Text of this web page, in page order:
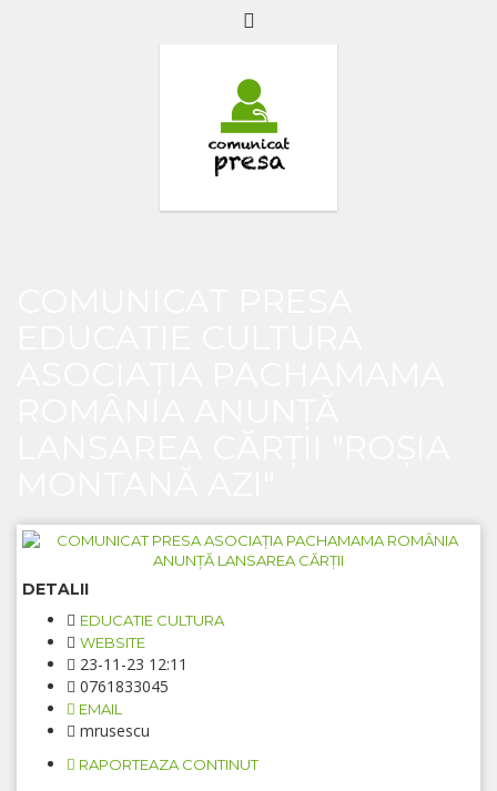
DETALII
EDUCATIE CULTURA
WEBSITE
23-11-23 12:11
0761833045
EMAIL
mrusescu
RAPORTEAZA CONTINUT